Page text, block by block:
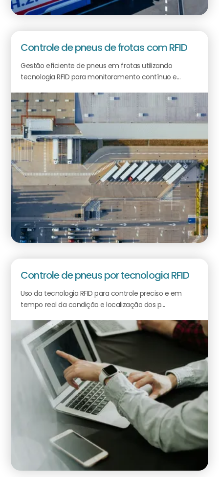
Controle de pneus de frotas com RFID
Gestão eficiente de pneus em frotas utilizando
tecnologia RFID para monitoramento contínuo e...
Controle de pneus por tecnologia RFID
Uso da tecnologia RFID para controle preciso e em
tempo real da condição e localização dos p...